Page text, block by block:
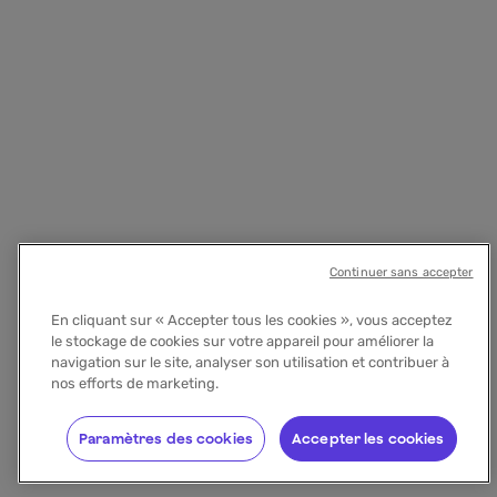
En cliquant sur « Accepter tous les cookies », vous acceptez
le stockage de cookies sur votre appareil pour améliorer la
navigation sur le site, analyser son utilisation et contribuer à
nos efforts de marketing.
Accepter les cookies
Paramètres des cookies
Continuer sans accepter